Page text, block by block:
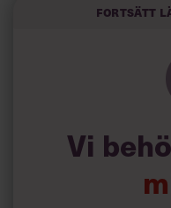
kompetenta och stå
spelevink i högklackat,
önskningar som
Fortsätt
Vi